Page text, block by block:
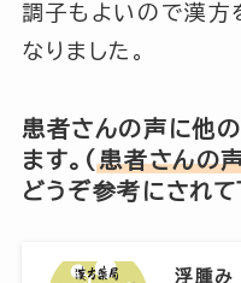
調子もよいので漢方
なりました。
患者さんの声に他
ます。(患者さんの
どうぞ参考にされて
浮腫み